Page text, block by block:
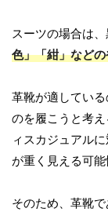
スーツの場合は
色」「紺」など
革靴が適してい
のを履こうと考
ィスカジュアル
が重く見える可能
そのため、革靴